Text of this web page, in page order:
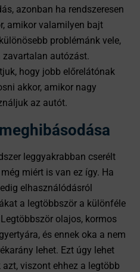
azonban ha rendszeresen
amikor valamilyen bajt
problémánk vele,
autózást.
hogy jobb előrelátónak
akkor, amikor nagy
az autót.
leggyakrabban cserélt
miért is van ez így. Ha
elhasználódásról
a legtöbbször a különféle
olajos, kormos
és ennek oka a nem
lehet. Ezt úgy lehet
viszont ehhez a legtöbb